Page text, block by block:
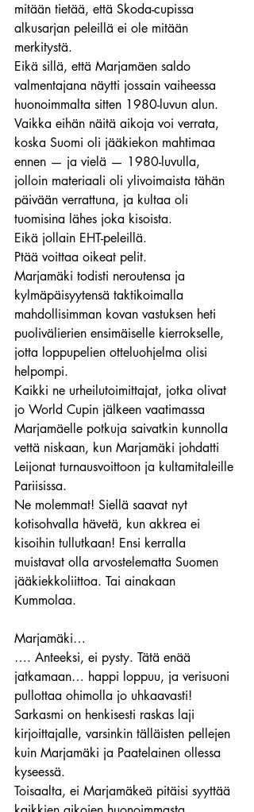
mitään tietää, että Skoda-cupissa
alkusarjan peleillä ei ole mitään
merkitystä.
Eikä sillä, että Marjamäen saldo
valmentajana näytti jossain vaiheessa
huonoimmalta sitten 1980-luvun alun.
Vaikka eihän näitä aikoja voi verrata,
koska Suomi oli jääkiekon mahtimaa
ennen — ja vielä — 1980-luvulla,
jolloin materiaali oli ylivoimaista tähän
päivään verrattuna, ja kultaa oli
tuomisina lähes joka kisoista.
Eikä jollain EHT-peleillä.
Ptää voittaa oikeat pelit.
Marjamäki todisti neroutensa ja
kylmäpäisyytensä taktikoimalla
mahdollisimman kovan vastuksen heti
puolivälierien ensimäiselle kierrokselle,
jotta loppupelien otteluohjelma olisi
helpompi.
Kaikki ne urheilutoimittajat, jotka olivat
jo World Cupin jälkeen vaatimassa
Marjamäelle potkuja saivatkin kunnolla
vettä niskaan, kun Marjamäki johdatti
Leijonat turnausvoittoon ja kultamitaleille
Pariisissa.
Ne molemmat! Siellä saavat nyt
kotisohvalla hävetä, kun akkrea ei
kisoihin tullutkaan! Ensi kerralla
muistavat olla arvostelematta Suomen
jääkiekkoliittoa. Tai ainakaan
Kummolaa.
Marjamäki…
…. Anteeksi, ei pysty. Tätä enää
jatkamaan… happi loppuu, ja verisuoni
pullottaa ohimolla jo uhkaavasti!
Sarkasmi on henkisesti raskas laji
kirjoittajalle, varsinkin tälläisten pellejen
kuin Marjamäki ja Paatelainen ollessa
kyseessä.
Toisaalta, ei Marjamäkeä pitäisi syyttää